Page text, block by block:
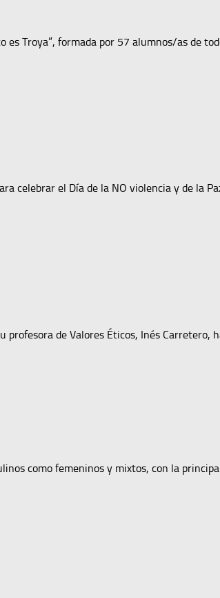
Troya”, formada por 57 alumnos/as de
celebrar el Día de la NO violencia y de la
de Valores Éticos, Inés
como femeninos y mixtos, con la